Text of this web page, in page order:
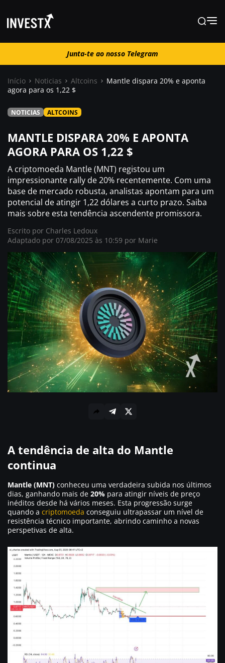
Junta-te ao nosso Telegram
Guias
Onde comprar ?
Junta-te ao nosso Telegram
Início Noticias Altcoins
Mantle dispara 20% e aponta
agora para os 1,22 $
NOTICIAS ALTCOINS
MANTLE DISPARA 20% E APONTA
AGORA PARA OS 1,22 $
A criptomoeda Mantle (MNT) registou um
impressionante rally de 20% recentemente. Com uma
base de mercado robusta, analistas apontam para um
potencial de atingir 1,22 dólares a curto prazo. Saiba
mais sobre esta tendência ascendente promissora.
Escrito por Charles Ledoux
Adaptado por 07/08/2025 às 10:59 por Marie
A tendência de alta do Mantle
continua
Mantle (MNT) conheceu uma verdadeira subida nos últimos
dias, ganhando mais de 20% para atingir níveis de preço
inéditos desde há vários meses. Esta progressão surge
quando a criptomoeda conseguiu ultrapassar um nível de
resistência técnico importante, abrindo caminho a novas
perspetivas de alta.